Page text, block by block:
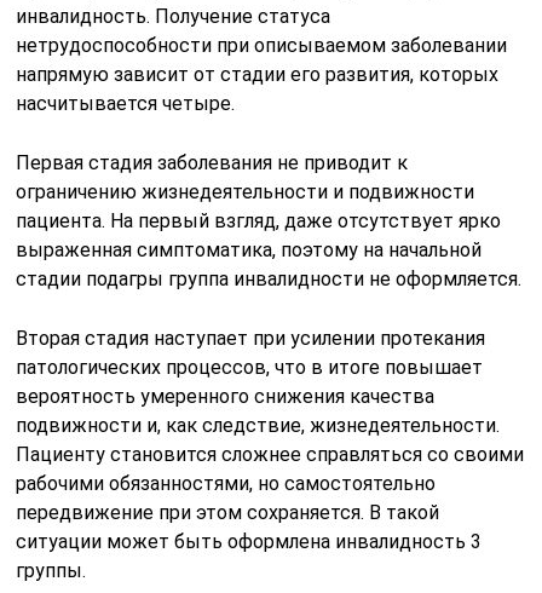
инвалидность. Получение статуса
нетрудоспособности при описываемом заболевании
напрямую зависит от стадии его развития, которых
насчитывается четыре.
Первая стадия заболевания не приводит к
ограничению жизнедеятельности и подвижности
пациента. На первый взгляд, даже отсутствует ярко
выраженная симптоматика, поэтому на начальной
стадии подагры группа инвалидности не оформляется.
Вторая стадия наступает при усилении протекания
патологических процессов, что в итоге повышает
вероятность умеренного снижения качества
подвижности и, как следствие, жизнедеятельности.
Пациенту становится сложнее справляться со своими
рабочими обязанностями, но самостоятельно
передвижение при этом сохраняется. В такой
ситуации может быть оформлена инвалидность 3
группы.